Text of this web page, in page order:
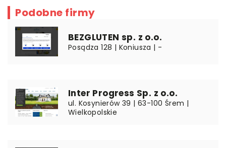
Podobne firmy
BEZGLUTEN sp. z o.o.
Posądza 128 | Koniusza | -
Inter Progress Sp. z o.o.
ul. Kosynierów 39 | 63-100 Śrem |
Wielkopolskie